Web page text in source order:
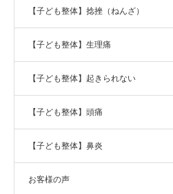
【子ども整体】捻挫（ねんざ）
【子ども整体】生理痛
【子ども整体】起きられない
【子ども整体】頭痛
【子ども整体】鼻炎
お客様の声